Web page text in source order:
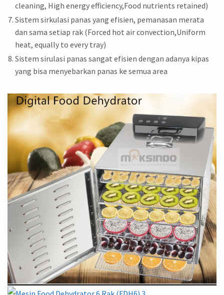
cleaning, High energy efficiency,Food nutrients retained)
Sistem sirkulasi panas yang efisien, pemanasan merata
dan sama setiap rak (Forced hot air convection,Uniform
heat, equally to every tray)
Sistem sirulasi panas sangat efisien dengan adanya kipas
yang bisa menyebarkan panas ke semua area